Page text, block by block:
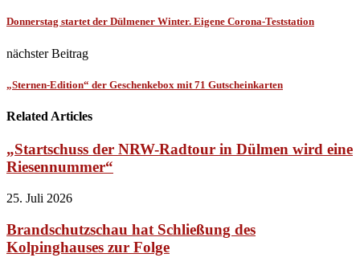
Donnerstag startet der Dülmener Winter. Eigene Corona-Teststation
nächster Beitrag
„Sternen-Edition“ der Geschenkebox mit 71 Gutscheinkarten
Related Articles
„Startschuss der NRW-Radtour in Dülmen wird eine
Riesennummer“
25. Juli 2026
Brandschutzschau hat Schließung des
Kolpinghauses zur Folge